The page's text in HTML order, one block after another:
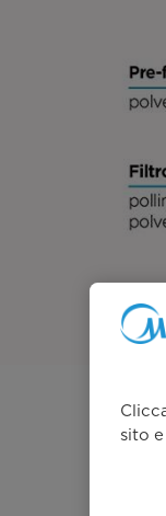
sito